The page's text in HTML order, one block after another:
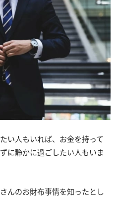
い人もいれば、お金を持って
に静かに過ごしたい人もいま
んのお財布事情を知ったとし